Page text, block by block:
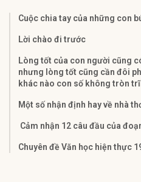
Cuộc chia tay của những con
Lời chào đi trước
Lòng tốt của con người cũng
nhưng lòng tốt cũng cần đôi
khác nào con số không tròn
Một số nhận định hay về nhà
Cảm nhận 12 câu đầu của
Chuyên đề Văn học hiện thực